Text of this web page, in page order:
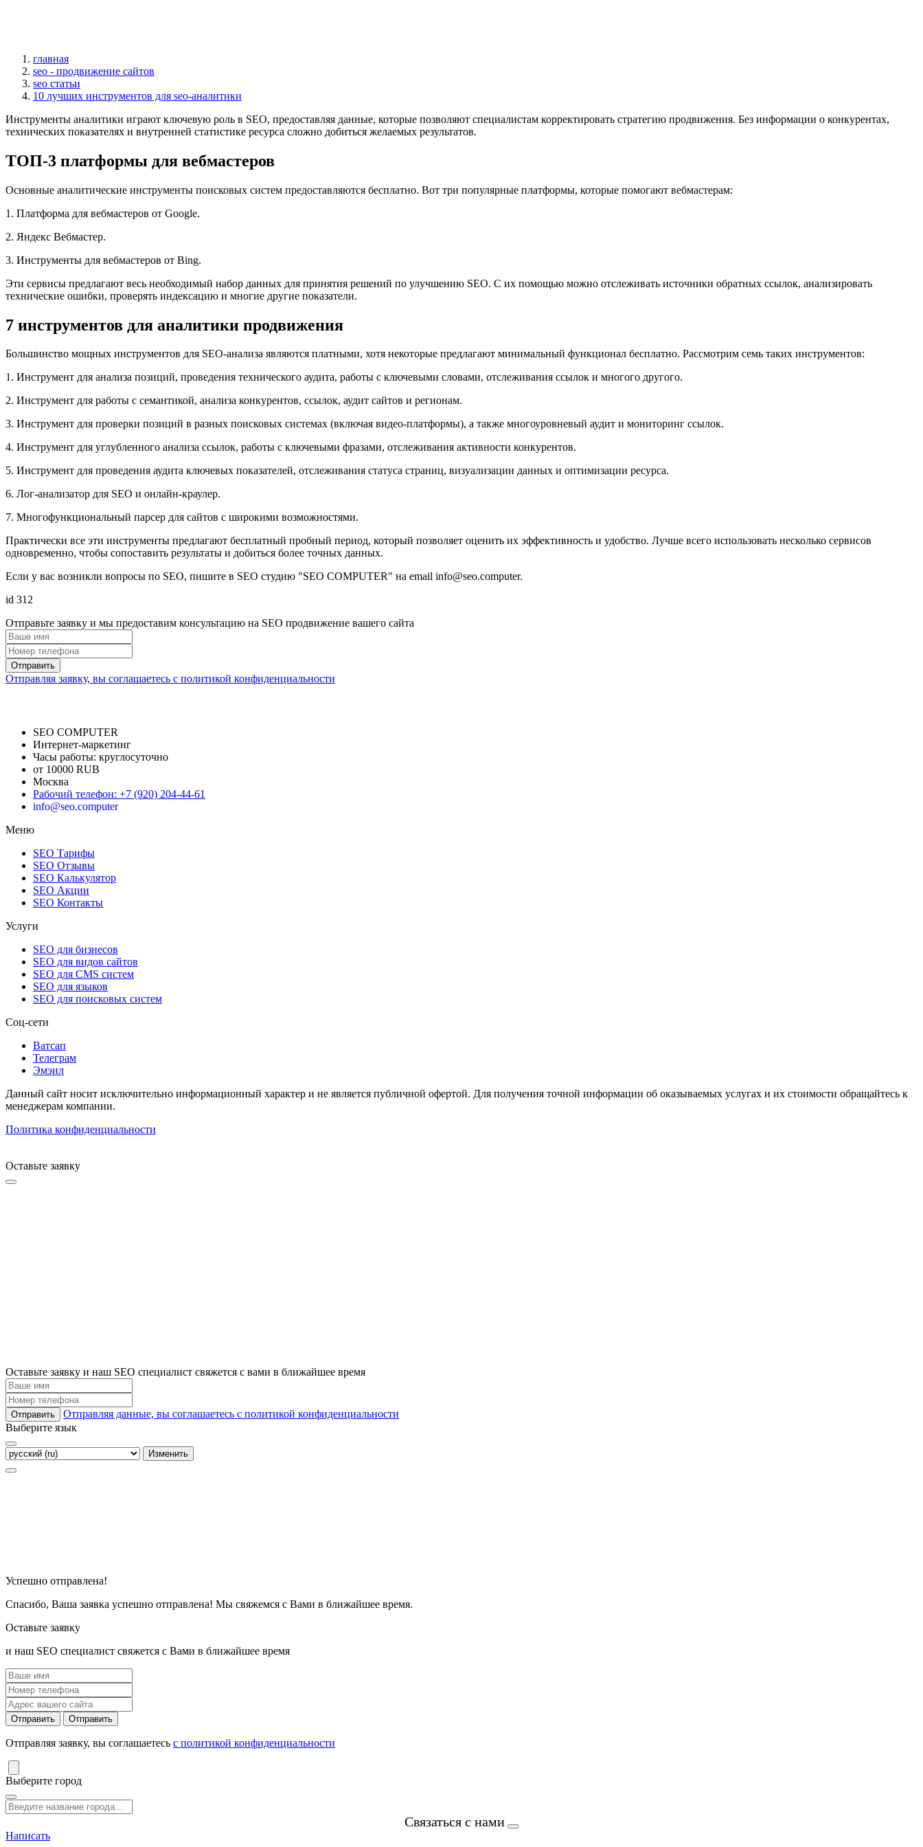
главная
seo - продвижение сайтов
seo статьи
10 лучших инструментов для seo-аналитики
Инструменты аналитики играют ключевую роль в SEO, предоставляя данные, которые позволяют специалистам корректировать стратегию продвижения. Без информации о конкурентах,
технических показателях и внутренней статистике ресурса сложно добиться желаемых результатов.
ТОП-3 платформы для вебмастеров
Основные аналитические инструменты поисковых систем предоставляются бесплатно. Вот три популярные платформы, которые помогают вебмастерам:
1. Платформа для вебмастеров от Google.
2. Яндекс Вебмастер.
3. Инструменты для вебмастеров от Bing.
Эти сервисы предлагают весь необходимый набор данных для принятия решений по улучшению SEO. С их помощью можно отслеживать источники обратных ссылок, анализировать
технические ошибки, проверять индексацию и многие другие показатели.
7 инструментов для аналитики продвижения
Большинство мощных инструментов для SEO-анализа являются платными, хотя некоторые предлагают минимальный функционал бесплатно. Рассмотрим семь таких инструментов:
1. Инструмент для анализа позиций, проведения технического аудита, работы с ключевыми словами, отслеживания ссылок и многого другого.
2. Инструмент для работы с семантикой, анализа конкурентов, ссылок, аудит сайтов и регионам.
3. Инструмент для проверки позиций в разных поисковых системах (включая видео-платформы), а также многоуровневый аудит и мониторинг ссылок.
4. Инструмент для углубленного анализа ссылок, работы с ключевыми фразами, отслеживания активности конкурентов.
5. Инструмент для проведения аудита ключевых показателей, отслеживания статуса страниц, визуализации данных и оптимизации ресурса.
6. Лог-анализатор для SEO и онлайн-краулер.
7. Многофункциональный парсер для сайтов с широкими возможностями.
Практически все эти инструменты предлагают бесплатный пробный период, который позволяет оценить их эффективность и удобство. Лучше всего использовать несколько сервисов
одновременно, чтобы сопоставить результаты и добиться более точных данных.
Если у вас возникли вопросы по SEO, пишите в SEO студию "SEO COMPUTER" на email info@seo.computer.
id 312
Отправьте заявку и мы предоставим консультацию на SEO продвижение вашего сайта
Отправить
Отправляя заявку, вы соглашаетесь с политикой конфиденциальности
SEO COMPUTER
Интернет-маркетинг
Часы работы: круглосуточно
от 10000 RUB
Москва
Рабочий телефон: +7 (920) 204-44-61
info@seo.computer
Меню
SEO Тарифы
SEO Отзывы
SEO Калькулятор
SEO Акции
SEO Контакты
Услуги
SEO для бизнесов
SEO для видов сайтов
SEO для CMS систем
SEO для языков
SEO для поисковых систем
Соц-сети
Ватсап
Телеграм
Эмэил
Данный сайт носит исключительно информационный характер и не является публичной офертой. Для получения точной информации об оказываемых услугах и их стоимости обращайтесь к
менеджерам компании.
Политика конфиденциальности
Оставьте заявку
Оставьте заявку и наш SEO специалист свяжется с вами в ближайшее время
Отправить
Отправляя данные, вы соглашаетесь с политикой конфиденциальности
Выберите язык
Изменить
Успешно отправлена!
Спасибо, Ваша заявка успешно отправлена! Мы свяжемся с Вами в ближайшее время.
Оставьте заявку
и наш SEO специалист свяжется с Вами в ближайшее время
Отправить Отправить
Отправляя заявку, вы соглашаетесь с политикой конфиденциальности
Выберите город
Связаться с нами
Написать